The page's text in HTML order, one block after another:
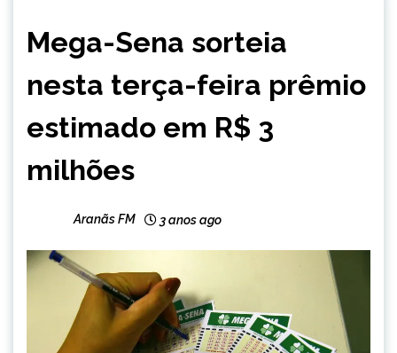
CAPELINHA
GERAIS
Mega-Sena sorteia
nesta terça-feira prêmio
estimado em R$ 3
milhões
Aranãs FM 3 anos ago